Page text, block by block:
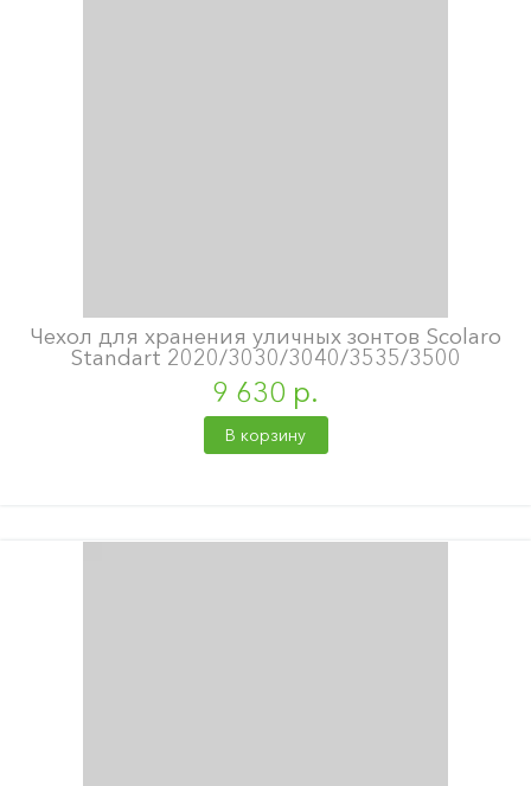
Чехол для хранения уличных зонтов Scolaro
Standart 2020/3030/3040/3535/3500
9 630 р.
В корзину